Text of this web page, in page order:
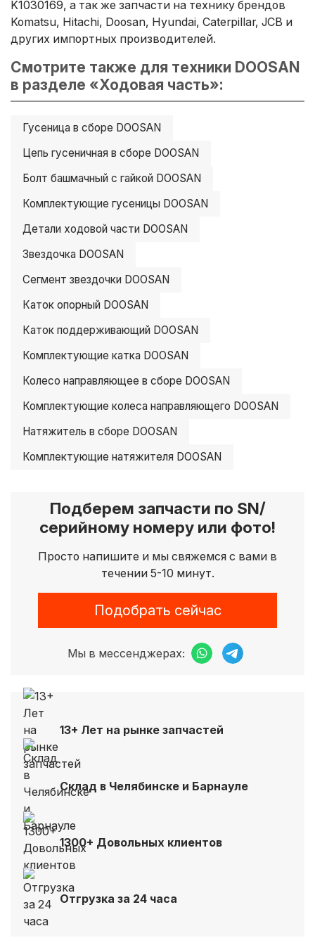
K1030169, а так же запчасти на технику брендов
Komatsu, Hitachi, Doosan, Hyundai, Caterpillar, JCB и
других импортных производителей.
Смотрите также для техники DOOSAN
в разделе «Ходовая часть»:
Гусеница в сборе DOOSAN
Цепь гусеничная в сборе DOOSAN
Болт башмачный с гайкой DOOSAN
Комплектующие гусеницы DOOSAN
Детали ходовой части DOOSAN
Звездочка DOOSAN
Сегмент звездочки DOOSAN
Каток опорный DOOSAN
Каток поддерживающий DOOSAN
Комплектующие катка DOOSAN
Колесо направляющее в сборе DOOSAN
Комплектующие колеса направляющего DOOSAN
Натяжитель в сборе DOOSAN
Комплектующие натяжителя DOOSAN
Подберем запчасти по SN/
серийному номеру или фото!
Просто напишите и мы свяжемся с вами в
течении 5-10 минут.
Подобрать сейчас
Мы в мессенджерах:
13+ Лет на рынке запчастей
Склад в Челябинске и Барнауле
1300+ Довольных клиентов
Отгрузка за 24 часа